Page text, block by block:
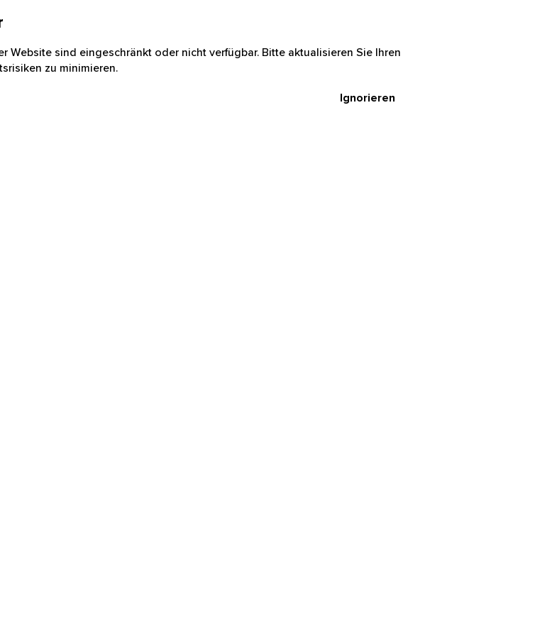
Website sind eingeschränkt oder nicht verfügbar. Bitte aktualisieren Sie Ihren
zu minimieren.
Ignorieren